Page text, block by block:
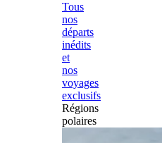
Tous
nos
départs
inédits
et
nos
voyages
exclusifs
Régions
polaires